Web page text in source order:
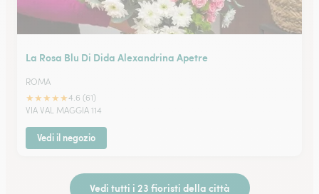
La Rosa Blu Di Dida Alexandrina Apetre
ROMA
★★★★★4.6 (61)
VIA VAL MAGGIA 114
Vedi il negozio
Vedi tutti i 23 fioristi della città